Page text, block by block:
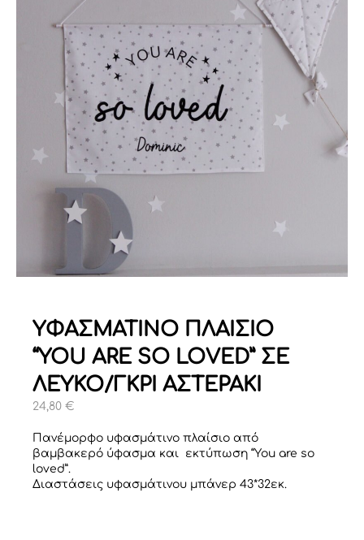
ΥΦΑΣΜΑΤΙΝΟ ΠΛΑΙΣΙΟ
“YOU ARE SO LOVED” ΣΕ
ΛΕΥΚΟ/ΓΚΡΙ ΑΣΤΕΡΑΚΙ
24,80 €
Πανέμορφο υφασμάτινο πλαίσιο από
βαμβακερό ύφασμα και εκτύπωση “You are so
loved”.
Διαστάσεις υφασμάτινου μπάνερ 43*32εκ.